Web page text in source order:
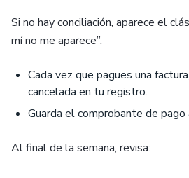
Si no hay conciliación, aparece el
mí no me aparece”.
Cada vez que pagues una
cancelada en tu registro.
Guarda el comprobante de pago
Al final de la semana, revisa: